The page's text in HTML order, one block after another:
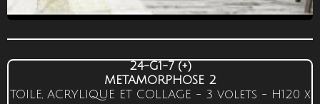
24-G1-7 (+)
METAMORPHOSE 2
TOILE, ACRYLIQUE ET COLLAGE - 3 volets - H120 x